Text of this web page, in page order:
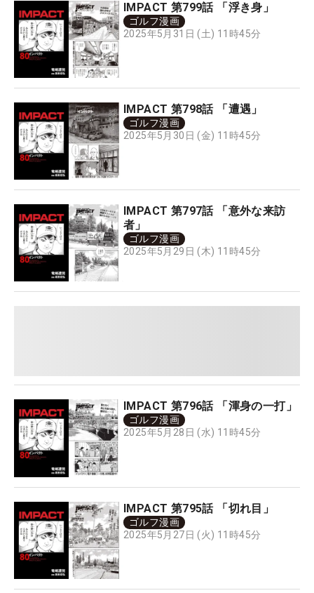
IMPACT 第799話 「浮き身」
ゴルフ漫画
2025年5月31日 (土) 11時45分
IMPACT 第798話 「遭遇」
ゴルフ漫画
2025年5月30日 (金) 11時45分
IMPACT 第797話 「意外な来訪
者」
ゴルフ漫画
2025年5月29日 (木) 11時45分
IMPACT 第796話 「渾身の一打」
ゴルフ漫画
2025年5月28日 (水) 11時45分
IMPACT 第795話 「切れ目」
ゴルフ漫画
2025年5月27日 (火) 11時45分